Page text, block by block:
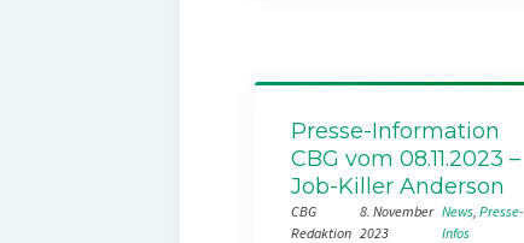
Presse-Information
CBG vom 08.11.2023 –
Job-Killer Anderson
CBG
Redaktion
8. November
2023
News, Presse-
Infos